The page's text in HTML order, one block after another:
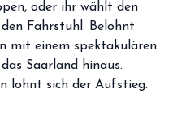
oder ihr wählt den
Fahrstuhl. Belohnt
mit einem spektakulären
Saarland hinaus.
lohnt sich der Aufstieg.